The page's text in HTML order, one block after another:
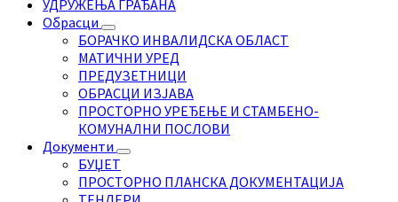
УДРУЖЕЊА ГРАЂАНА
Обрасци
БОРАЧКО ИНВАЛИДСКА ОБЛАСТ
МАТИЧНИ УРЕД
ПРЕДУЗЕТНИЦИ
ОБРАСЦИ ИЗЈАВА
ПРОСТОРНО УРЕЂЕЊЕ И СТАМБЕНО-
КОМУНАЛНИ ПОСЛОВИ
Документи
БУЏЕТ
ПРОСТОРНО ПЛАНСКА ДОКУМЕНТАЦИЈА